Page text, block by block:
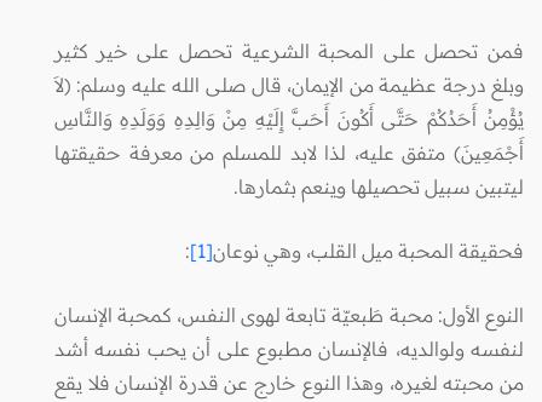
فمن تحصل على المحبة الشرعية تحصل على خير كثير
وبلغ درجة عظيمة من الإيمان، قال صلى الله عليه وسلم: (لاَ
يُؤْمِنُ أَحَدُكُمْ حَتَّى أَكُونَ أَحَبَّ إِلَيْهِ مِنْ وَالِدِهِ وَوَلَدِهِ وَالنَّاسِ
أَجْمَعِينَ) متفق عليه، لذا لابد للمسلم من معرفة حقيقتها
ليتبين سبيل تحصيلها وينعم بثمارها.
فحقيقة المحبة ميل القلب، وهي نوعان[1]
:
النوع الأول: محبة طَبعيّة تابعة لهوى النفس، كمحبة الإنسان
لنفسه ولوالديه، فالإنسان مطبوع على أن يحب نفسه أشد
من محبته لغيره، وهذا النوع خارج عن قدرة الإنسان فلا يقع